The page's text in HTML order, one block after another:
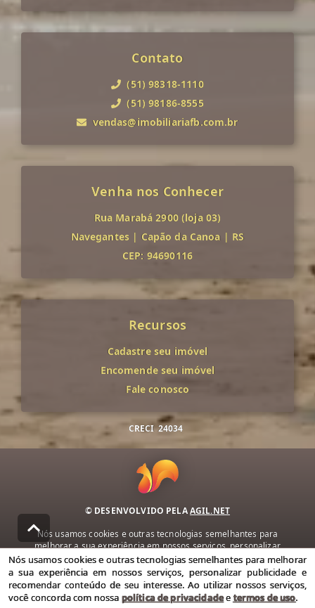
Contato
(51) 98318-1110
(51) 98186-8555
vendas@imobiliariafb.com.br
Venha nos Conhecer
Rua Marabá 2900 (loja 03)
Navegantes | Capão da Canoa | RS
CEP: 94690116
Recursos
Cadastre seu imóvel
Encomende seu imóvel
Fale conosco
CRECI 24034
© DESENVOLVIDO PELAAGIL.NET
Nós usamos cookies e outras tecnologias semelhantes para
melhorar a sua experiência em nossos serviços, personalizar
publicidade e recomendar conteúdo de seu interesse. Ao utilizar
nossos serviços, você concorda com nossa política de privacidade e
termos de uso.
Política de Privacidade Termos de uso
Nós usamos cookies e outras tecnologias semelhantes para melhorar
a sua experiência em nossos serviços, personalizar publicidade e
recomendar conteúdo de seu interesse. Ao utilizar nossos serviços,
você concorda com nossa política de privacidadeetermos de uso.